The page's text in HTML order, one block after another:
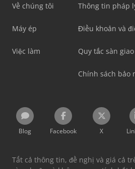
Về chúng tôi
Máy ép
Việc làm
Thông tin pháp
Điều khoản và
Quy tắc sàn
Chính sách bảo
Blog Facebook X
Tất cả thông tin, đề nghị và giá cả